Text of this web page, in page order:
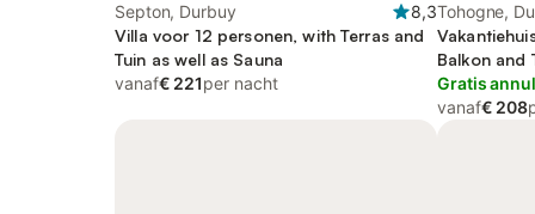
Septon, Durbuy
8,3
Villa voor 12 personen, with Terras and
Tuin as well as Sauna
vanaf€ 221per nacht
Tohogne,
Balkon and
Gratis
vanaf€ 208